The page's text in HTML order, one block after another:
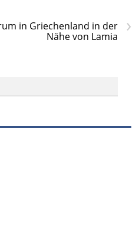
›
in Griechenland in der
Nähe von Lamia